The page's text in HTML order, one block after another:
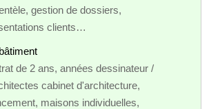
gestion de dossiers,
clients…
de 2 ans, années dessinateur /
cabinet d'architecture,
maisons individuelles,